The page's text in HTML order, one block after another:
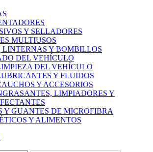
Y SELLADORES
MULTIUSOS
LINTERNAS Y BOMBILLOS
DEL VEHÍCULO
DEL VEHÍCULO
Y FLUIDOS
Y ACCESORIOS
LIMPIADORES Y
Y GUANTES DE MICROFIBRA
Y ALIMENTOS